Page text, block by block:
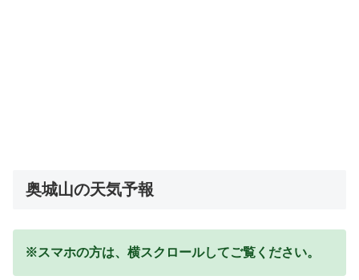
奥城山の天気予報
※スマホの方は、横スクロールしてご覧ください。